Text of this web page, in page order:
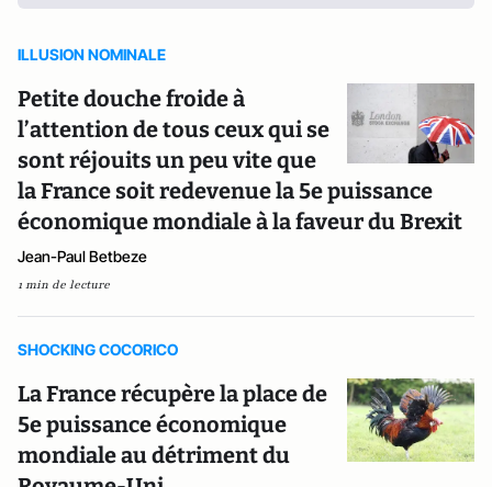
ILLUSION NOMINALE
Petite douche froide à
l’attention de tous ceux qui se
sont réjouits un peu vite que
la France soit redevenue la 5e puissance
économique mondiale à la faveur du Brexit
Jean-Paul Betbeze
1 min de lecture
SHOCKING COCORICO
La France récupère la place de
5e puissance économique
mondiale au détriment du